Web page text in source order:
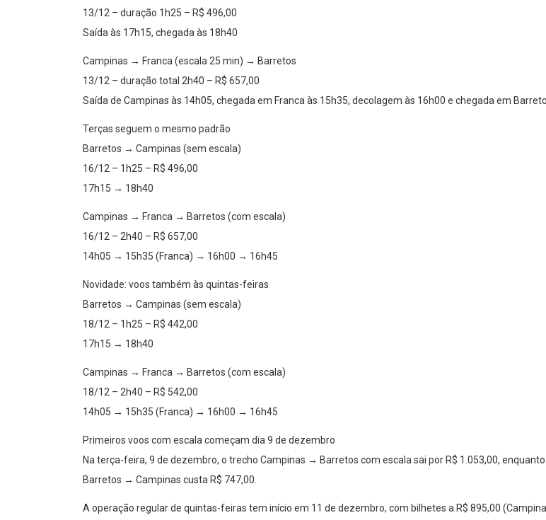
13/12 – duração 1h25 – R$ 496,00
Saída às 17h15, chegada às 18h40
Campinas → Franca (escala 25 min) → Barretos
13/12 – duração total 2h40 – R$ 657,00
Saída de Campinas às 14h05, chegada em Franca às 15h35, decolagem às 16h00 e chegada em
Terças seguem o mesmo padrão
Barretos → Campinas (sem escala)
16/12 – 1h25 – R$ 496,00
17h15 → 18h40
Campinas → Franca → Barretos (com escala)
16/12 – 2h40 – R$ 657,00
14h05 → 15h35 (Franca) → 16h00 → 16h45
Novidade: voos também às quintas-feiras
Barretos → Campinas (sem escala)
18/12 – 1h25 – R$ 442,00
17h15 → 18h40
Campinas → Franca → Barretos (com escala)
18/12 – 2h40 – R$ 542,00
14h05 → 15h35 (Franca) → 16h00 → 16h45
Primeiros voos com escala começam dia 9 de dezembro
Na terça-feira, 9 de dezembro, o trecho Campinas → Barretos com escala sai por R$ 1.053,00,
Barretos → Campinas custa R$ 747,00.
A operação regular de quintas-feiras tem início em 11 de dezembro, com bilhetes a R$ 895,00